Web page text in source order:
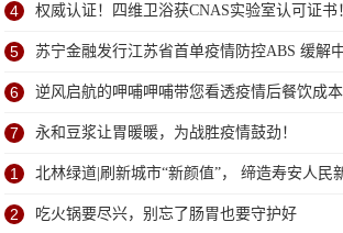
NormaTec！
4 权威认证！四维卫浴获CNAS实验室认可证书
5 苏宁金融发行江苏省首单疫情防控ABS 缓解
6 逆风启航的呷哺呷哺带您看透疫情后餐饮成
7 永和豆浆让胃暖暖，为战胜疫情鼓劲！
1 北林绿道|刷新城市“新颜值”， 缔造寿安人民
2 吃火锅要尽兴，别忘了肠胃也要守护好